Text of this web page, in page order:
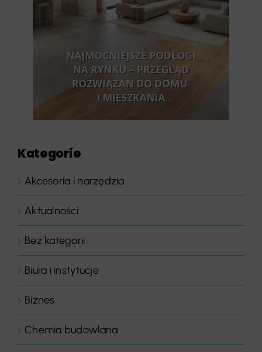
Kategorie
Akcesoria i narzędzia
Aktualności
Bez kategorii
Biura i instytucje
Biznes
Chemia budowlana